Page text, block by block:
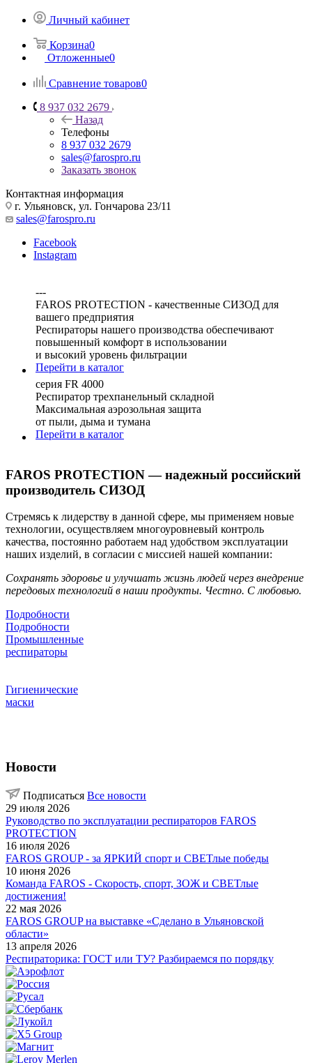
Личный кабинет
Корзина0
Отложенные0
Сравнение товаров0
8 937 032 2679
Назад
Телефоны
8 937 032 2679
sales@farospro.ru
Заказать звонок
Контактная информация
г. Ульяновск, ул. Гончарова 23/11
sales@farospro.ru
Facebook
Instagram
---
FAROS PROTECTION - качественные СИЗОД для
вашего предприятия
Респираторы нашего производства обеспечивают
повышенный комфорт в использовании
и высокий уровень фильтрации
Перейти в каталог
серия FR 4000
Респиратор трехпанельный складной
Максимальная аэрозольная защита
от пыли, дыма и тумана
Перейти в каталог
FAROS PROTECTION — надежный российский
производитель СИЗОД
Стремясь к лидерству в данной сфере, мы применяем новые
технологии, осуществляем многоуровневый контроль
качества, постоянно работаем над удобством эксплуатации
наших изделий, в согласии с миссией нашей компании:
Сохранять здоровье и улучшать жизнь людей через внедрение
передовых технологий в наши продукты. Честно. С любовью.
Подробности
Подробности
Промышленные
респираторы
Гигиенические
маски
Новости
Подписаться Все новости
29 июля 2026
Руководство по эксплуатации респираторов FAROS
PROTECTION
16 июля 2026
FAROS GROUP - за ЯРКИЙ спорт и СВЕТлые победы
10 июня 2026
Команда FAROS - Скорость, спорт, ЗОЖ и СВЕТлые
достижения!
22 мая 2026
FAROS GROUP на выставке «Сделано в Ульяновской
области»
13 апреля 2026
Респираторика: ГОСТ или ТУ? Разбираемся по порядку